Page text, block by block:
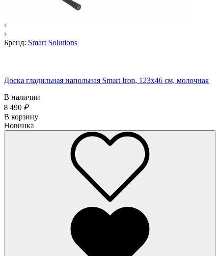
Бренд: Smart Solutions
Доска гладильная напольная Smart Iron, 123х46 см, молочная
В наличии
8 490 ₽
В корзину
Новинка